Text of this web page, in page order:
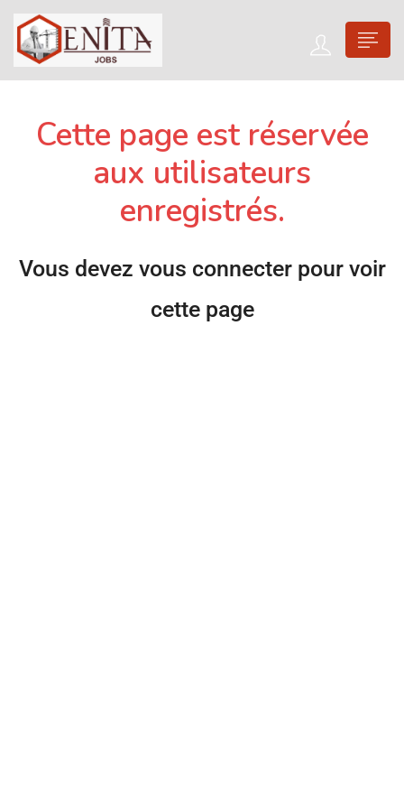
Cette page est réservée
aux utilisateurs
enregistrés.
Vous devez vous connecter pour voir
cette page